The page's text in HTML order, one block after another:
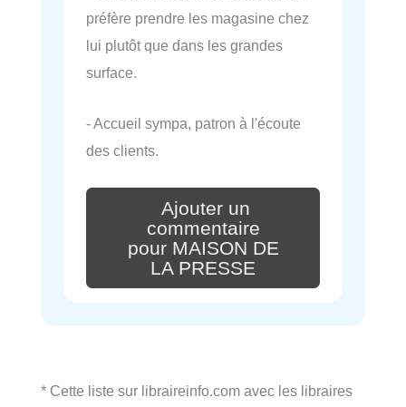
préfère prendre les magasine chez
lui plutôt que dans les grandes
surface.
- Accueil sympa, patron à l'écoute
des clients.
Ajouter un
commentaire
pour MAISON DE
LA PRESSE
* Cette liste sur libraireinfo.com avec les libraires